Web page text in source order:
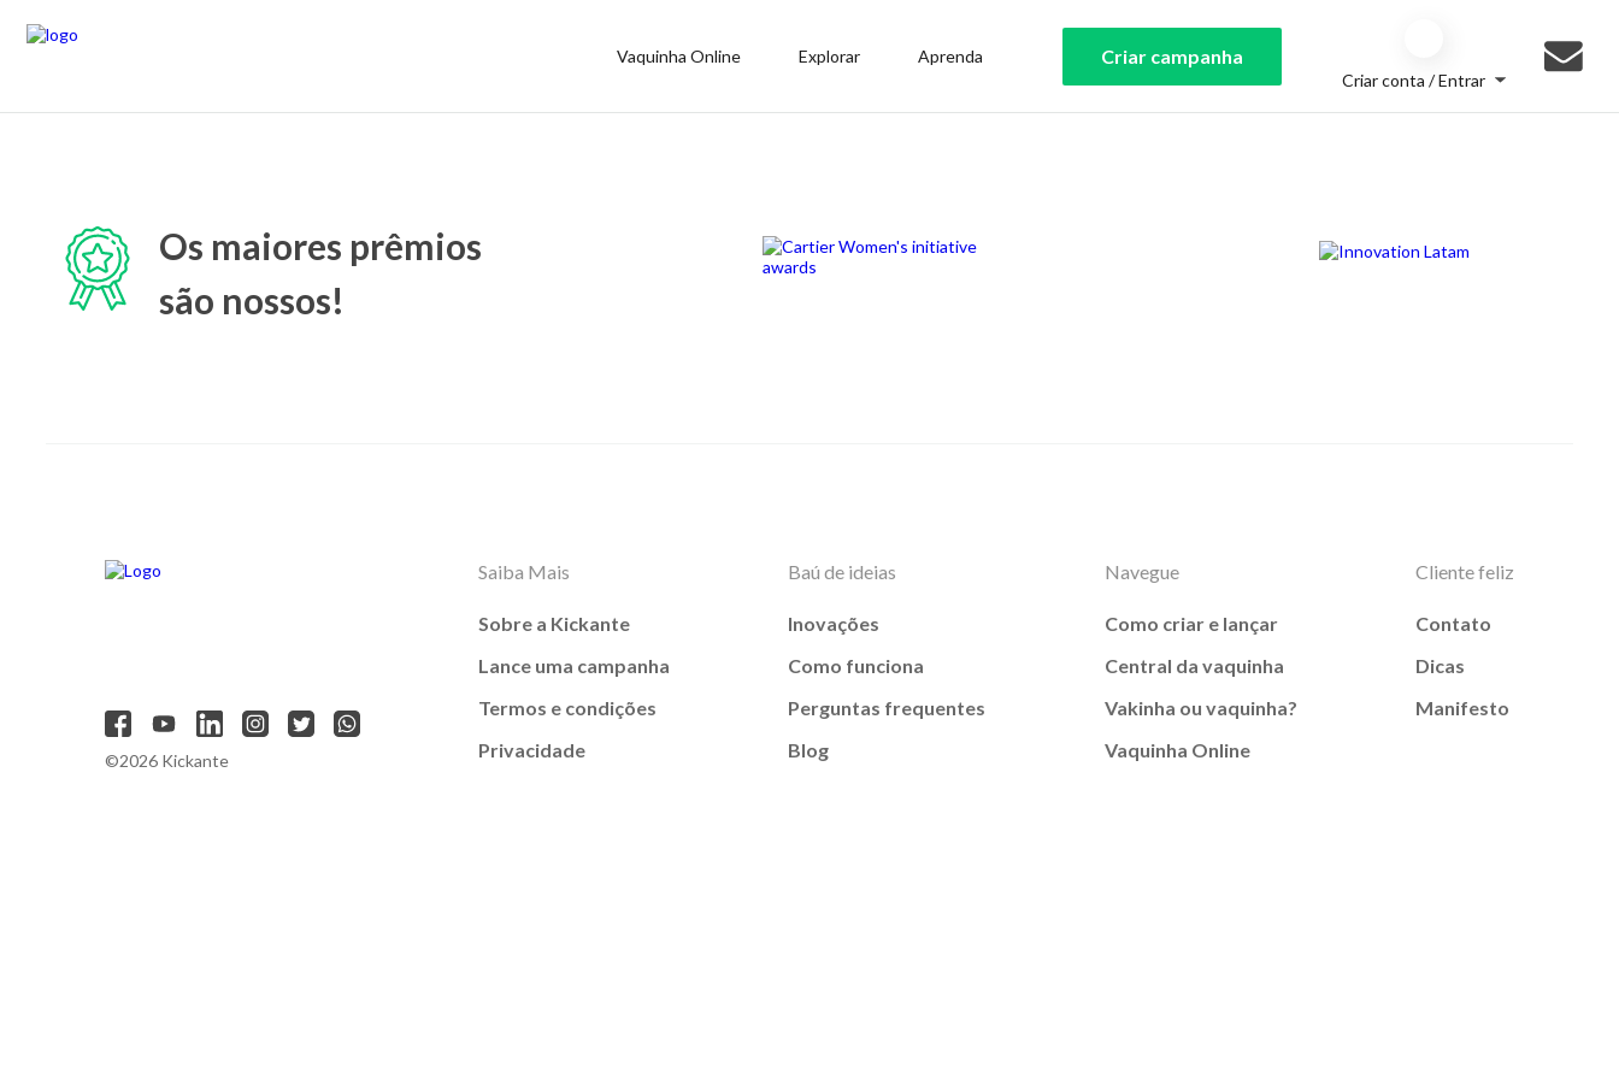
Vaquinha Online Explorar Aprenda Criar campanha
Criar conta / Entrar
Os maiores prêmios
são nossos!
©2026 Kickante
Saiba Mais
Sobre a Kickante
Lance uma campanha
Termos e condições
Privacidade
Baú de ideias
Inovações
Como funciona
Perguntas frequentes
Blog
Navegue
Como criar e lançar
Central da vaquinha
Vakinha ou vaquinha?
Vaquinha Online
Cliente feliz
Contato
Dicas
Manifesto